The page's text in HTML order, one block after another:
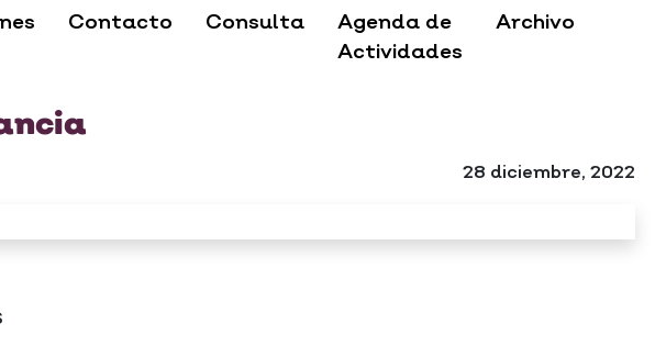
Contacto Consulta
Agenda de
Actividades
Archivo
28 diciembre, 2022